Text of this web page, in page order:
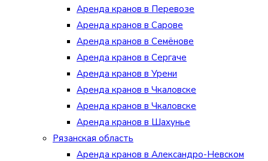
Аренда кранов в Перевозе
Аренда кранов в Сарове
Аренда кранов в Семёнове
Аренда кранов в Сергаче
Аренда кранов в Урени
Аренда кранов в Чкаловске
Аренда кранов в Чкаловске
Аренда кранов в Шахунье
Рязанская область
Аренда кранов в Александро-Невском